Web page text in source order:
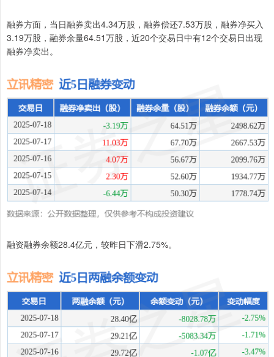
融券方面，当日融券卖出4.34万股，融券偿还7.53万股，融券净买入
3.19万股，融券余量64.51万股，近20个交易日中有12个交易日出现
融券净卖出。
融资融券余额28.4亿元，较昨日下滑2.75%。